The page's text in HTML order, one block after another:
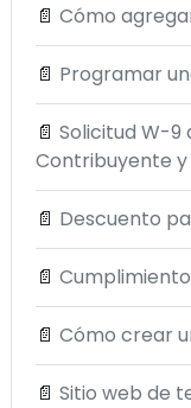
📄 Cómo
📄 Programar
📄 Solicitud W-9
Contribuyente
📄 Descuento
📄 Cumplimiento
📄 Cómo crear
📄 Sitio web de